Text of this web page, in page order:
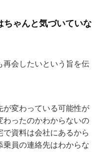
ゃんと気づいていな
会したいという旨を伝
変わっている可能性が
ったのかわからないの
資料は会社にあるから
員の連絡先はわからな